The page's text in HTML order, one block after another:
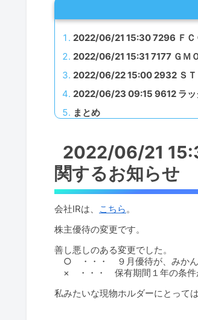
2022/06/21 15:30 7296 ＦＣ
2022/06/21 15:31 7177 ＧＭ
2022/06/22 15:00 2932 ＳＴ
2022/06/23 09:15 9612 ラッ
まとめ
2022/06/21
関するお知らせ
会社IRは、 こちら 。
株主優待の変更です。
善し悪しのある変更でした。
○ ・・・ ９月優待が、みかん
× ・・・ 保有期間１年の条件
私みたいな現物ホルダーにとって